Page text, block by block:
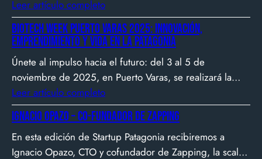
gerente, sino constructor de impacto. Desde que en
2007 fundó Webprendedor (¡un visionario!), evento
que buscó dar visibilidad al emprendimiento
tecnológico en Chile, hasta fundar Welcu, la primera
empresa latinoamericana acelerada por 500 Startups en
Silicon Valley.
Leer artículo completo
Biotech Week Puerto Varas 2025: Innovación,
emprendimiento y vida en la Patagonia
Únete al impulso hacia el futuro: del 3 al 5 de
noviembre de 2025, en Puerto Varas, se realizará la
Biotech Week Puerto Varas 2025 donde la
biotecnología, el emprendimiento y el entorno
patagónico convergen para transformar ideas en
impacto.
Leer artículo completo
Ignacio Opazo – Co-Fundador de Zapping
En esta edición de Startup Patagonia recibiremos a
Ignacio Opazo, CTO y cofundador de Zapping, la scale-